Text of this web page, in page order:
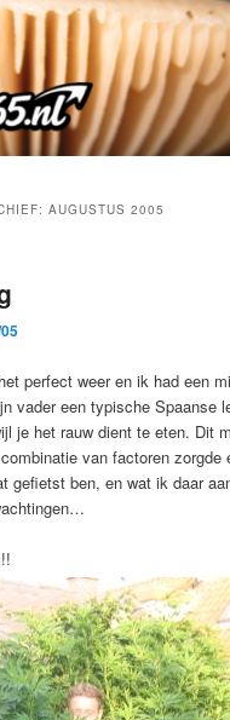
AUGUSTUS 2005
perfect weer en ik had een
vader een typische Spaanse
je het rauw dient te eten. Dit
van factoren zorgde
gefietst ben, en wat ik daar